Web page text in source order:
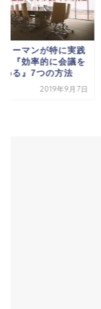
リーマンが特に実践
き『効率的に会議を
める』7つの方法
2019年9月7日